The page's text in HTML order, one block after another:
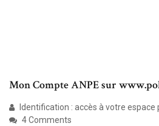
Mon Compte ANPE sur
Identification : accès à votre espace
4 Comments